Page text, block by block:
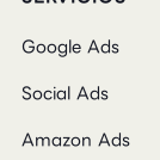
Google Ads
Social Ads
Amazon Ads